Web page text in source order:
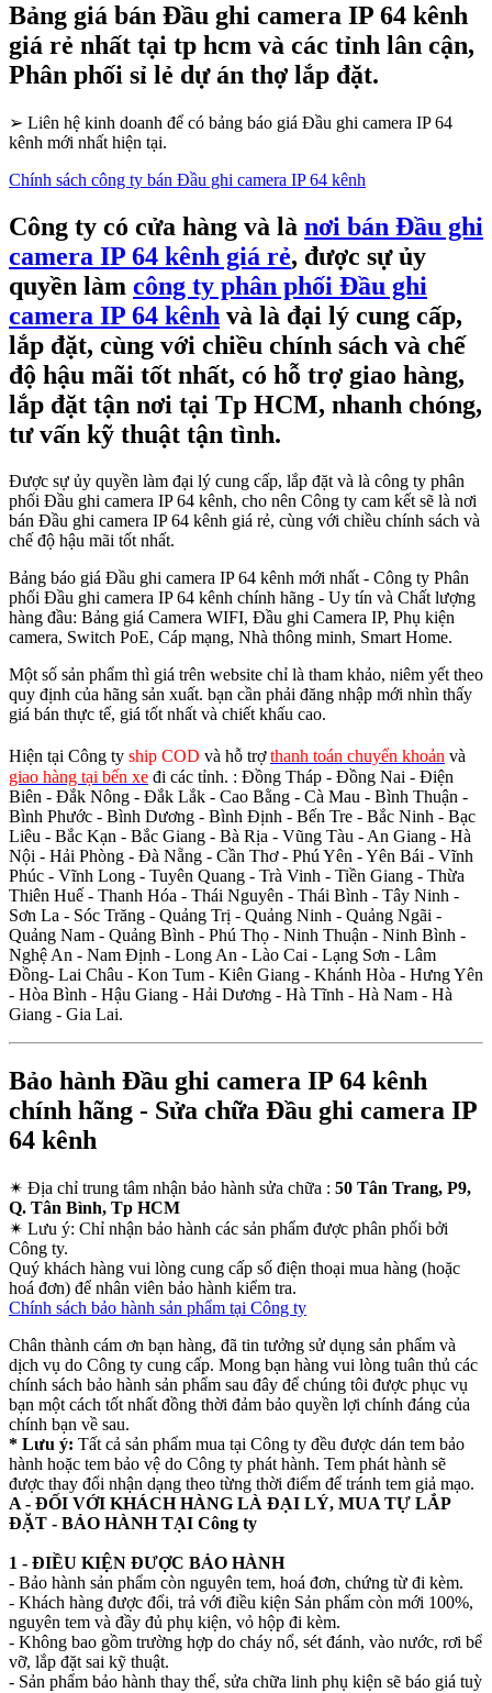
Bảng giá bán Đầu ghi camera IP 64 kênh
giá rẻ nhất tại tp hcm và các tỉnh lân cận,
Phân phối sỉ lẻ dự án thợ lắp đặt.
➢ Liên hệ kinh doanh để có bảng báo giá Đầu ghi camera IP 64
kênh mới nhất hiện tại.
Chính sách công ty bán Đầu ghi camera IP 64 kênh
Công ty có cửa hàng và là nơi bán Đầu ghi
camera IP 64 kênh giá rẻ, được sự ủy
quyền làm công ty phân phối Đầu ghi
camera IP 64 kênh và là đại lý cung cấp,
lắp đặt, cùng với chiều chính sách và chế
độ hậu mãi tốt nhất, có hỗ trợ giao hàng,
lắp đặt tận nơi tại Tp HCM, nhanh chóng,
tư vấn kỹ thuật tận tình.
Được sự ủy quyền làm đại lý cung cấp, lắp đặt và là công ty phân
phối Đầu ghi camera IP 64 kênh, cho nên Công ty cam kết sẽ là nơi
bán Đầu ghi camera IP 64 kênh giá rẻ, cùng với chiều chính sách và
chế độ hậu mãi tốt nhất.
Bảng báo giá Đầu ghi camera IP 64 kênh mới nhất - Công ty Phân
phối Đầu ghi camera IP 64 kênh chính hãng - Uy tín và Chất lượng
hàng đầu: Bảng giá Camera WIFI, Đầu ghi Camera IP, Phụ kiện
camera, Switch PoE, Cáp mạng, Nhà thông minh, Smart Home.
Một số sản phẩm thì giá trên website chỉ là tham khảo, niêm yết theo
quy định của hãng sản xuất. bạn cần phải đăng nhập mới nhìn thấy
giá bán thực tế, giá tốt nhất và chiết khấu cao.
Hiện tại Công ty ship COD và hỗ trợthanh toán chuyển khoản và
giao hàng tại bến xe đi các tỉnh. : Đồng Tháp - Đồng Nai - Điện
Biên - Đắk Nông - Đắk Lắk - Cao Bằng - Cà Mau - Bình Thuận -
Bình Phước - Bình Dương - Bình Định - Bến Tre - Bắc Ninh - Bạc
Liêu - Bắc Kạn - Bắc Giang - Bà Rịa - Vũng Tàu - An Giang - Hà
Nội - Hải Phòng - Đà Nẵng - Cần Thơ - Phú Yên - Yên Bái - Vĩnh
Phúc - Vĩnh Long - Tuyên Quang - Trà Vinh - Tiền Giang - Thừa
Thiên Huế - Thanh Hóa - Thái Nguyên - Thái Bình - Tây Ninh -
Sơn La - Sóc Trăng - Quảng Trị - Quảng Ninh - Quảng Ngãi -
Quảng Nam - Quảng Bình - Phú Thọ - Ninh Thuận - Ninh Bình -
Nghệ An - Nam Định - Long An - Lào Cai - Lạng Sơn - Lâm
Đồng- Lai Châu - Kon Tum - Kiên Giang - Khánh Hòa - Hưng Yên
- Hòa Bình - Hậu Giang - Hải Dương - Hà Tĩnh - Hà Nam - Hà
Giang - Gia Lai.
Bảo hành Đầu ghi camera IP 64 kênh
chính hãng - Sửa chữa Đầu ghi camera IP
64 kênh
✴ Địa chỉ trung tâm nhận bảo hành sửa chữa : 50 Tân Trang, P9,
Q. Tân Bình, Tp HCM
✴ Lưu ý: Chỉ nhận bảo hành các sản phẩm được phân phối bởi
Công ty.
Quý khách hàng vui lòng cung cấp số điện thoại mua hàng (hoặc
hoá đơn) để nhân viên bảo hành kiểm tra.
Chính sách bảo hành sản phẩm tại Công ty
Chân thành cám ơn bạn hàng, đã tin tưởng sử dụng sản phẩm và
dịch vụ do Công ty cung cấp. Mong bạn hàng vui lòng tuân thủ các
chính sách bảo hành sản phẩm sau đây để chúng tôi được phục vụ
bạn một cách tốt nhất đồng thời đảm bảo quyền lợi chính đáng của
chính bạn về sau.
* Lưu ý: Tất cả sản phẩm mua tại Công ty đều được dán tem bảo
hành hoặc tem bảo vệ do Công ty phát hành. Tem phát hành sẽ
được thay đổi nhận dạng theo từng thời điểm để tránh tem giả mạo.
A - ĐỐI VỚI KHÁCH HÀNG LÀ ĐẠI LÝ, MUA TỰ LẮP
ĐẶT - BẢO HÀNH TẠI Công ty
1 - ĐIỀU KIỆN ĐƯỢC BẢO HÀNH
- Bảo hành sản phẩm còn nguyên tem, hoá đơn, chứng từ đi kèm.
- Khách hàng được đổi, trả với điều kiện Sản phẩm còn mới 100%,
nguyên tem và đầy đủ phụ kiện, vỏ hộp đi kèm.
- Không bao gồm trường hợp do cháy nổ, sét đánh, vào nước, rơi bể
vỡ, lắp đặt sai kỹ thuật.
- Sản phẩm bảo hành thay thế, sửa chữa linh phụ kiện sẽ báo giá tuỳ